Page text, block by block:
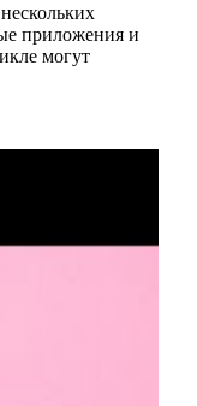
приложения и
могут